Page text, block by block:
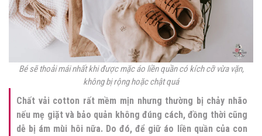
Bé sẽ thoải mái nhất khi được mặc áo liền quần có kích cỡ vừa vặn,
không bị rộng hoặc chật quá
Chất vải cotton rất mềm mịn nhưng thường bị chảy nhão
nếu mẹ giặt và bảo quản không đúng cách, đồng thời cũng
dễ bị ám mùi hôi nữa. Do đó, để giữ áo liền quần của con